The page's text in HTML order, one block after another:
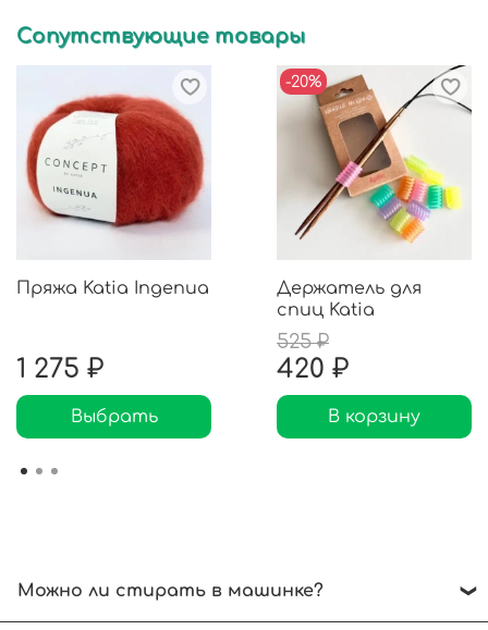
Сопутствующие товары
Пряжа Katia Ingenua
1 275 ₽
Выбрать
-20%
Держатель для
спиц Katia
525 ₽
420 ₽
В корзину
Можно ли стирать в машинке?